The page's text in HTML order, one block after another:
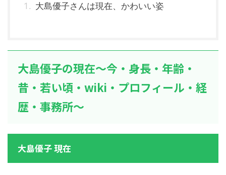
大島優子さんは現在、かわいい姿
大島優子の現在～今・身長・年齢・
昔・若い頃・wiki・プロフィール・経
歴・事務所～
大島優子 現在